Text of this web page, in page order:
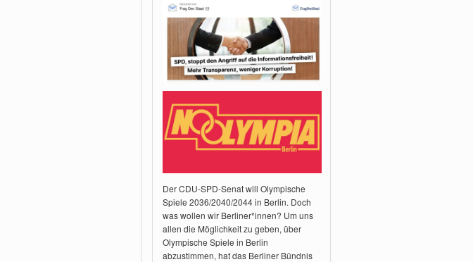
Der CDU-SPD-Senat will Olympische
Spiele 2036/2040/2044 in Berlin. Doch
was wollen wir Berliner*innen? Um uns
allen die Möglichkeit zu geben, über
Olympische Spiele in Berlin
abzustimmen, hat das Berliner Bündnis